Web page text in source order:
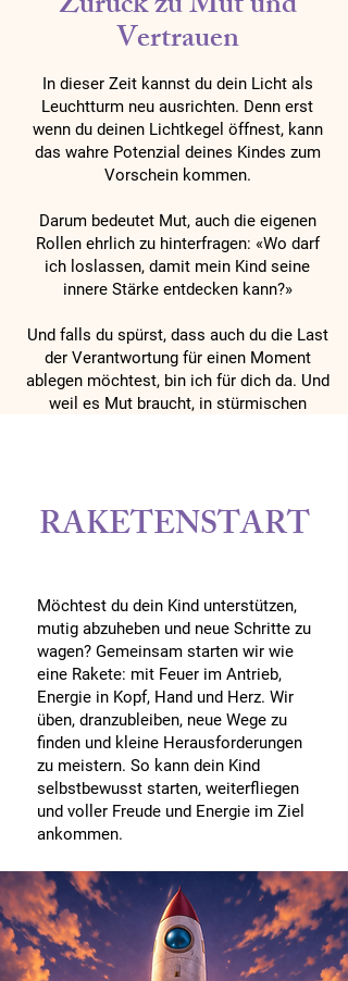
Vertrauen
In dieser Zeit kannst du dein Licht als
Leuchtturm neu ausrichten. Denn erst
wenn du deinen Lichtkegel öffnest, kann
das wahre Potenzial deines Kindes zum
Vorschein kommen.
Darum bedeutet Mut, auch die eigenen
Rollen ehrlich zu hinterfragen: «Wo darf
ich loslassen, damit mein Kind seine
innere Stärke entdecken kann?»
Und falls du spürst, dass auch du die Last
der Verantwortung für einen Moment
ablegen möchtest, bin ich für dich da. Und
weil es Mut braucht, in stürmischen
RAKETENSTART
Möchtest du dein Kind unterstützen,
mutig abzuheben und neue Schritte zu
wagen? Gemeinsam starten wir wie
eine Rakete: mit Feuer im Antrieb,
Energie in Kopf, Hand und Herz. Wir
üben, dranzubleiben, neue Wege zu
finden und kleine Herausforderungen
zu meistern. So kann dein Kind
selbstbewusst starten, weiterfliegen
und voller Freude und Energie im Ziel
ankommen.